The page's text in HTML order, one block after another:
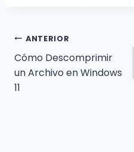
veces puede ser
abrumadora. A
menudo, también…
Navegación
de
ANTERIOR
Cómo Descomprimir
un Archivo en Windows
11